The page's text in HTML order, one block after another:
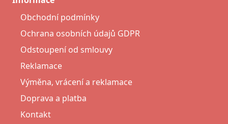
Obchodní podmínky
Ochrana osobních údajů GDPR
Odstoupení od smlouvy
Reklamace
Výměna, vrácení a reklamace
Doprava a platba
Kontakt